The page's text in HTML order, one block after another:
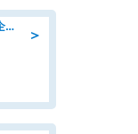
＞
09月開始/「土日祝休み」グローバル企業での産業保健のお仕事/保健師/高時給/残業なし/服装自由